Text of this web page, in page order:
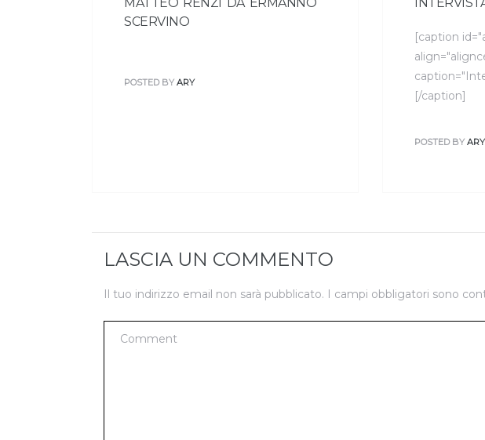
SCERVINO
POSTED BY ARY
[caption
[/caption]
POSTED BY ARY
LASCIA UN COMMENTO
Il tuo indirizzo email non sarà pubblicato. I campi obbligatori sono